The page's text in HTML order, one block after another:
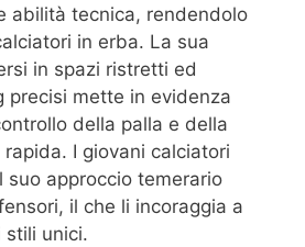
abilità tecnica, rendendolo
in erba. La sua
in spazi ristretti ed
precisi mette in evidenza
della palla e della
I giovani calciatori
suo approccio temerario
il che li incoraggia a
stili unici.